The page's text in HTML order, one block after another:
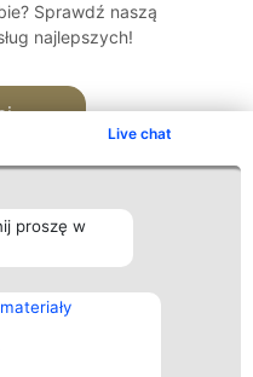
Live chat
proszę w
Sprawdź naszą
najlepszych!
Kontakt
Kontakt